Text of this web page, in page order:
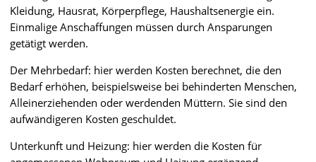
Kleidung, Hausrat, Körperpflege, Haushaltsenergie ein.
Einmalige Anschaffungen müssen durch Ansparungen
getätigt werden.
Der Mehrbedarf: hier werden Kosten berechnet, die den
Bedarf erhöhen, beispielsweise bei behinderten Menschen,
Alleinerziehenden oder werdenden Müttern. Sie sind den
aufwändigeren Kosten geschuldet.
Unterkunft und Heizung: hier werden die Kosten für